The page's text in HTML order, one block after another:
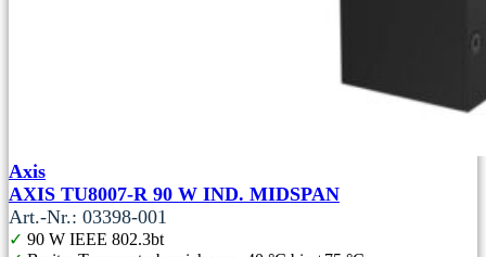
Axis
AXIS TU8007-R 90 W IND. MIDSPAN
Art.-Nr.: 03398-001
✓ 90 W IEEE 802.3bt